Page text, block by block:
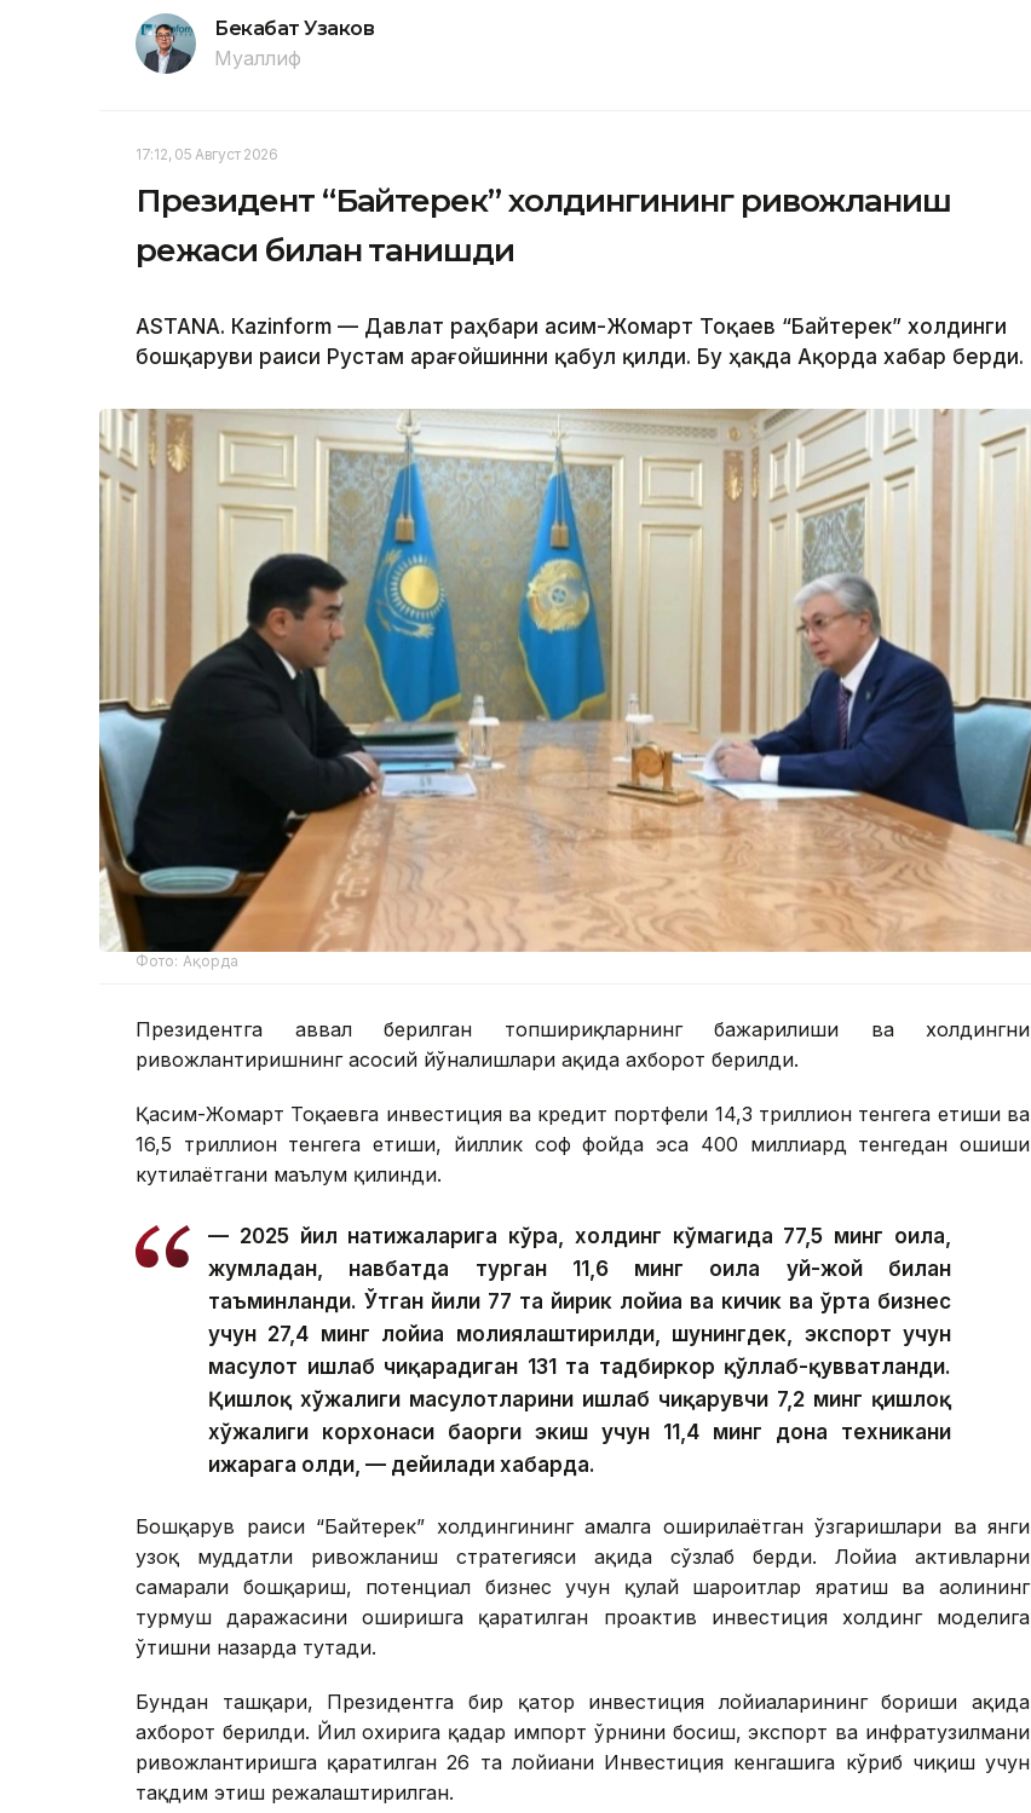
Бекабат Узаков
Муаллиф
17:12, 05 Август 2026
Президент “Байтерек” холдингининг ривожланиш
режаси билан танишди
ASTANА. Каzinform — Давлат раҳбари Қасим-Жомарт Тоқаев “Байтерек” холдинги
бошқаруви раиси Рустам Қарағойшинни қабул қилди. Бу ҳақда Ақорда хабар берди.
Фото: Ақорда
Президентга аввал берилган топшириқларнинг бажарилиши ва холдингни
ривожлантиришнинг асосий йўналишлари ҳақида ахборот берилди.
Қасим-Жомарт Тоқаевга инвестиция ва кредит портфели 14,3 триллион тенгега етиши ва
16,5 триллион тенгега етиши, йиллик соф фойда эса 400 миллиард тенгедан ошиши
кутилаётгани маълум қилинди.
— 2025 йил натижаларига кўра, холдинг кўмагида 77,5 минг оила,
жумладан, навбатда турган 11,6 минг оила уй-жой билан
таъминланди. Ўтган йили 77 та йирик лойиҳа ва кичик ва ўрта бизнес
учун 27,4 минг лойиҳа молиялаштирилди, шунингдек, экспорт учун
маҳсулот ишлаб чиқарадиган 131 та тадбиркор қўллаб-қувватланди.
Қишлоқ хўжалиги маҳсулотларини ишлаб чиқарувчи 7,2 минг қишлоқ
хўжалиги корхонаси баҳорги экиш учун 11,4 минг дона техникани
ижарага олди, — дейилади хабарда.
Бошқарув раиси “Байтерек” холдингининг амалга оширилаётган ўзгаришлари ва янги
узоқ муддатли ривожланиш стратегияси ҳақида сўзлаб берди. Лойиҳа активларни
самарали бошқариш, потенциал бизнес учун қулай шароитлар яратиш ва аҳолининг
турмуш даражасини оширишга қаратилган проактив инвестиция холдинг моделига
ўтишни назарда тутади.
Бундан ташқари, Президентга бир қатор инвестиция лойиҳаларининг бориши ҳақида
ахборот берилди. Йил охирига қадар импорт ўрнини босиш, экспорт ва инфратузилмани
ривожлантиришга қаратилган 26 та лойиҳани Инвестиция кенгашига кўриб чиқиш учун
тақдим этиш режалаштирилган.